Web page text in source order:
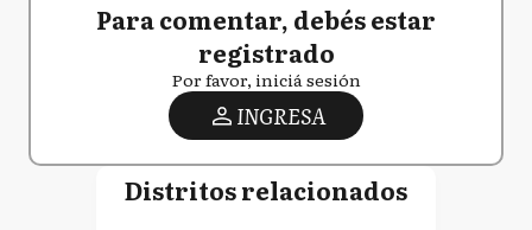
Para comentar, debés estar
registrado
Por favor, iniciá sesión
INGRESA
Distritos relacionados